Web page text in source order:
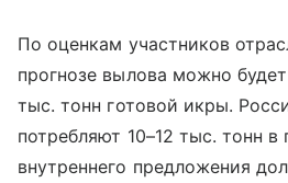
По оценкам участников
прогнозе вылова можно
тыс. тонн готовой икры.
потребляют 10–12 тыс. тонн в
внутреннего предложения